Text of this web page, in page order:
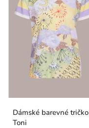
Dámské barevné tričko
Toni